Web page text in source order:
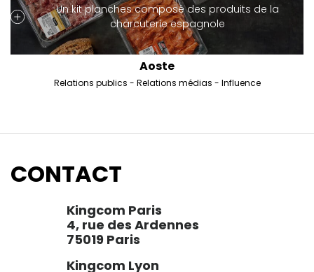
Un kit planches composé des produits de la
charcuterie espagnole
Aoste
Relations publics Relations médias Influence
CONTACT
Kingcom Paris
4, rue des Ardennes
75019 Paris
Kingcom Lyon